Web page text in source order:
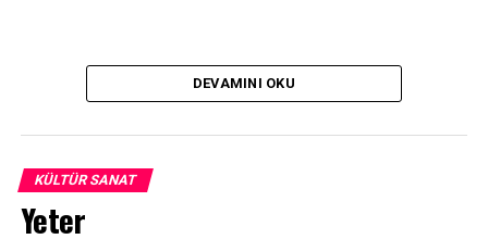
DEVAMINI OKU
KÜLTÜR SANAT
Yeter